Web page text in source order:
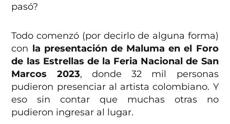
pasó?
Todo comenzó (por decirlo de alguna forma)
con la presentación de Maluma en el Foro
de las Estrellas de la Feria Nacional de San
Marcos 2023, donde 32 mil personas
pudieron presenciar al artista colombiano. Y
eso sin contar que muchas otras no
pudieron ingresar al lugar.